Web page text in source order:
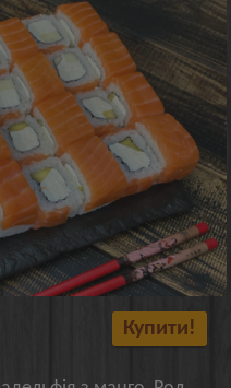
Купити!